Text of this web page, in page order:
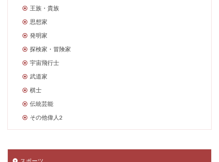
王族・貴族
思想家
発明家
探検家・冒険家
宇宙飛行士
武道家
棋士
伝統芸能
その他偉人2